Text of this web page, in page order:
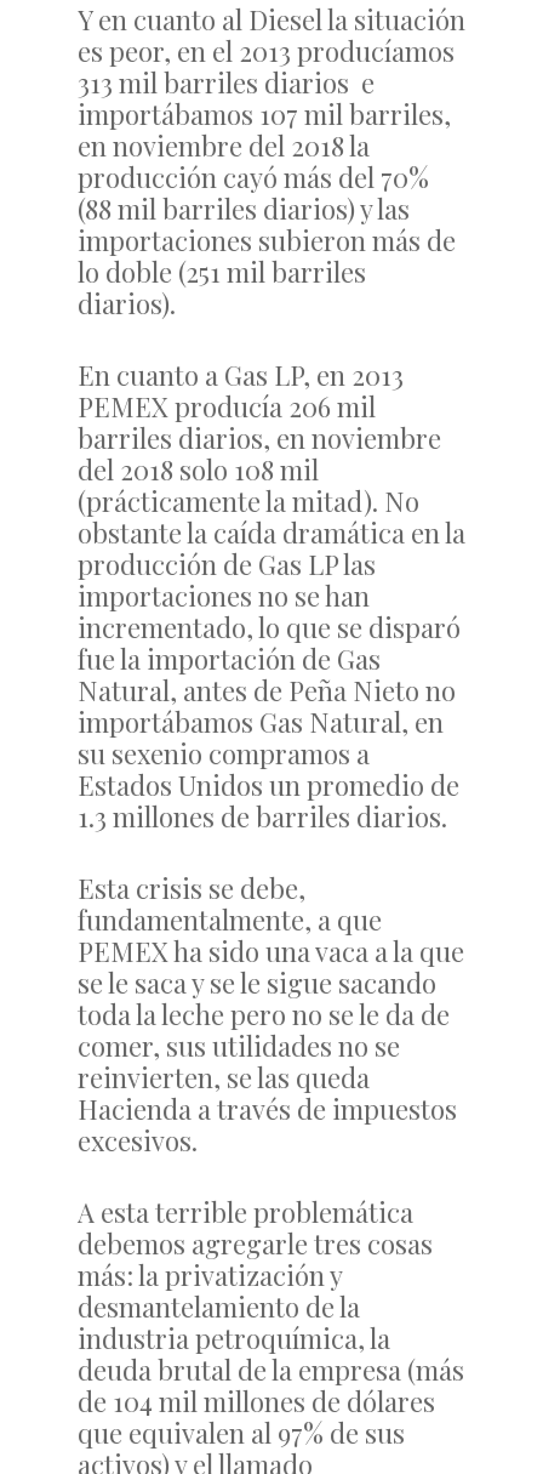
Y en cuanto al Diesel la situación
es peor, en el 2013 producíamos
313 mil barriles diarios e
importábamos 107 mil barriles,
en noviembre del 2018 la
producción cayó más del 70%
(88 mil barriles diarios) y las
importaciones subieron más de
lo doble (251 mil barriles
diarios).
En cuanto a Gas LP, en 2013
PEMEX producía 206 mil
barriles diarios, en noviembre
del 2018 solo 108 mil
(prácticamente la mitad). No
obstante la caída dramática en la
producción de Gas LP las
importaciones no se han
incrementado, lo que se disparó
fue la importación de Gas
Natural, antes de Peña Nieto no
importábamos Gas Natural, en
su sexenio compramos a
Estados Unidos un promedio de
1.3 millones de barriles diarios.
Esta crisis se debe,
fundamentalmente, a que
PEMEX ha sido una vaca a la que
se le saca y se le sigue sacando
toda la leche pero no se le da de
comer, sus utilidades no se
reinvierten, se las queda
Hacienda a través de impuestos
excesivos.
A esta terrible problemática
debemos agregarle tres cosas
más: la privatización y
desmantelamiento de la
industria petroquímica, la
deuda brutal de la empresa (más
de 104 mil millones de dólares
que equivalen al 97% de sus
activos) y el llamado